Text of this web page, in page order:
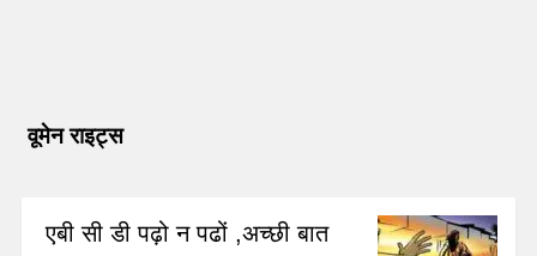
वूमेन राइट्स
एबी सी डी पढ़ो न पढों ,अच्छी बात